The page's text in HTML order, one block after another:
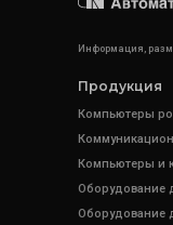
Информация,
Продукция
Компьютеры
Компьютеры и
Оборудование
Оборудование